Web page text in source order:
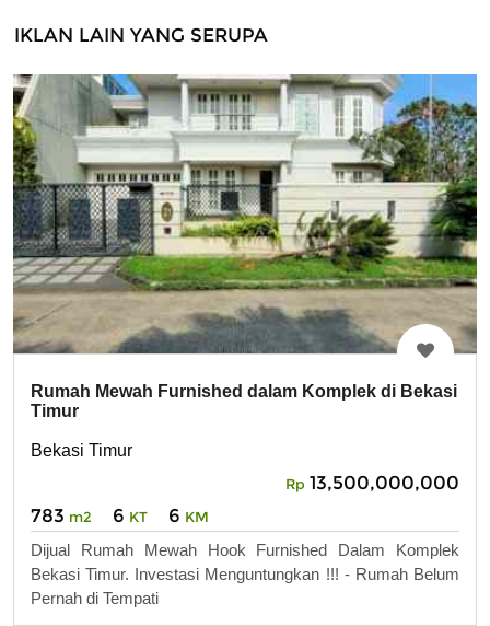
IKLAN LAIN YANG SERUPA
Rumah Mewah Furnished dalam Komplek di Bekasi
Timur
Bekasi Timur
Rp 13,500,000,000
783 m2 6 KT 6 KM
Dijual Rumah Mewah Hook Furnished Dalam Komplek
Bekasi Timur. Investasi Menguntungkan !!! - Rumah Belum
Pernah di Tempati